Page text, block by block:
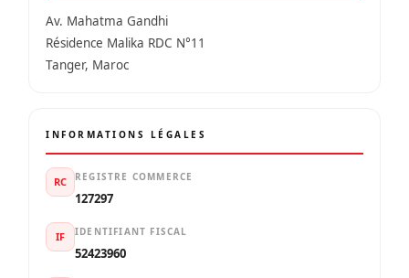
Av. Mahatma Gandhi
Résidence Malika RDC N°11
Tanger, Maroc
INFORMATIONS LÉGALES
RC REGISTRE COMMERCE
127297
IF IDENTIFIANT FISCAL
52423960